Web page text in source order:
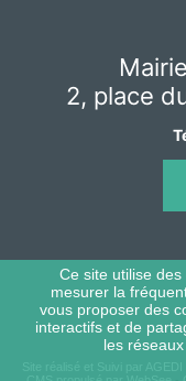
2, place
Ce site utilise
mesurer la
vous proposer des
interactifs et de
les réseaux